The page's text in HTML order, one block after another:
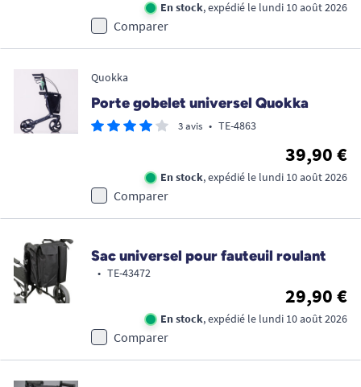
En stock, expédié le lundi 10 août 2026
Comparer
Quokka
Porte gobelet universel Quokka
3 avis • TE-4863
39,90 €
En stock, expédié le lundi 10 août 2026
Comparer
Sac universel pour fauteuil roulant
• TE-43472
29,90 €
En stock, expédié le lundi 10 août 2026
Comparer